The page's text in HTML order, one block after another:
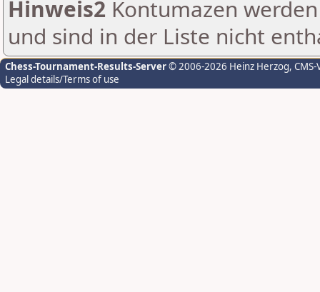
Hinweis2 Kontumazen
und sind in der Liste nicht
Chess-Tournament-Results-Server© 2006-2026 Heinz Herzog,
Legal details/Terms of use